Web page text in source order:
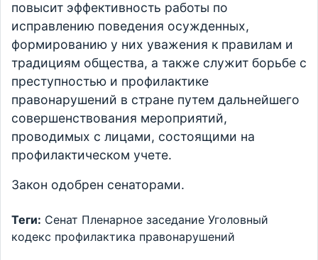
повысит эффективность работы по
исправлению поведения осужденных,
формированию у них уважения к правилам и
традициям общества, а также служит борьбе с
преступностью и профилактике
правонарушений в стране путем дальнейшего
совершенствования мероприятий,
проводимых с лицами, состоящими на
профилактическом учете.
Закон одобрен сенаторами.
Теги: Сенат Пленарное заседание Уголовный
кодекс профилактика правонарушений